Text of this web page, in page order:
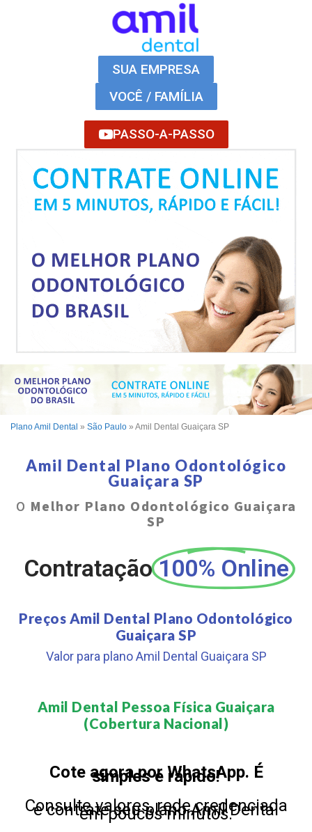
SUA EMPRESA
VOCÊ / FAMÍLIA
PASSO-A-PASSO
Plano Amil Dental » São Paulo » Amil Dental Guaiçara SP
Amil Dental Plano Odontológico
Guaiçara SP
O Melhor Plano Odontológico Guaiçara
SP
Contratação 100% Online
Preços Amil Dental Plano Odontológico
Guaiçara SP
Valor para plano Amil Dental Guaiçara SP
Amil Dental Pessoa Física Guaiçara
(Cobertura Nacional)​
Cote agora por WhatsApp. É
simples e rápido!
Consulte valores, rede credenciada
e contrate seu plano Amil Dental
em poucos minutos.